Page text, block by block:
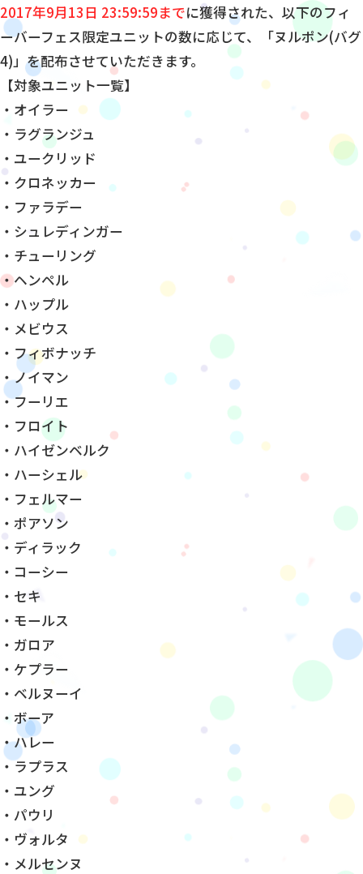
2017年9月13日 23:59:59までに獲得された、以下のフィ
ーバーフェス限定ユニットの数に応じて、「ヌルポン(バグ
4)」を配布させていただきます。
【対象ユニット一覧】
・オイラー
・ラグランジュ
・ユークリッド
・クロネッカー
・ファラデー
・シュレディンガー
・チューリング
・ヘンペル
・ハップル
・メビウス
・フィボナッチ
・ノイマン
・フーリエ
・フロイト
・ハイゼンベルク
・ハーシェル
・フェルマー
・ポアソン
・ディラック
・コーシー
・セキ
・モールス
・ガロア
・ケプラー
・ベルヌーイ
・ボーア
・ハレー
・ラプラス
・ユング
・パウリ
・ヴォルタ
・メルセンヌ